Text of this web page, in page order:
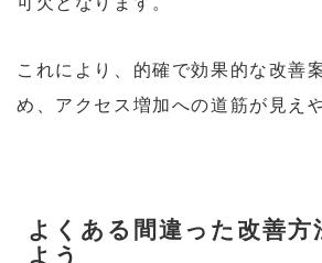
これにより、的確で効果的な改善
め、アクセス増加への道筋が見え
よくある間違った改善方
よう